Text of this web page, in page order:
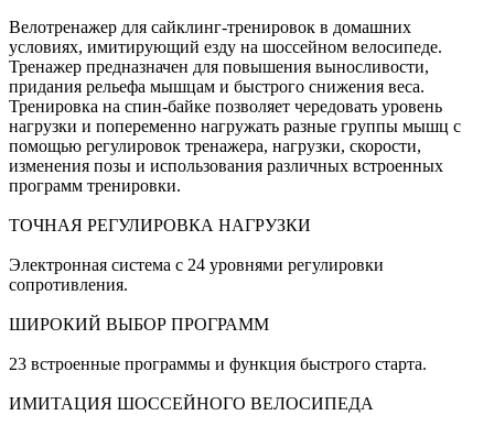
Велотренажер для сайклинг-тренировок в домашних
условиях, имитирующий езду на шоссейном велосипеде.
Тренажер предназначен для повышения выносливости,
придания рельефа мышцам и быстрого снижения веса.
Тренировка на спин-байке позволяет чередовать уровень
нагрузки и попеременно нагружать разные группы мышц с
помощью регулировок тренажера, нагрузки, скорости,
изменения позы и использования различных встроенных
программ тренировки.
ТОЧНАЯ РЕГУЛИРОВКА НАГРУЗКИ
Электронная система c 24 уровнями регулировки
сопротивления.
ШИРОКИЙ ВЫБОР ПРОГРАММ
23 встроенные программы и функция быстрого старта.
ИМИТАЦИЯ ШОССЕЙНОГО ВЕЛОСИПЕДА